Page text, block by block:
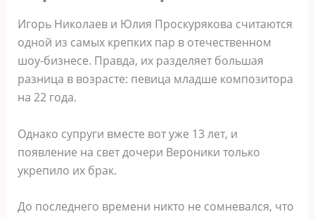
Игорь Николаев и Юлия Проскурякова считаются
одной из самых крепких пар в отечественном
шоу-бизнесе. Правда, их разделяет большая
разница в возрасте: певица младше композитора
на 22 года.
Однако супруги вместе вот уже 13 лет, и
появление на свет дочери Вероники только
укрепило их брак.
До последнего времени никто не сомневался, что